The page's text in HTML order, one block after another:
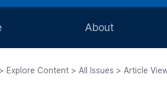
About
Explore Content > All Issues > Article